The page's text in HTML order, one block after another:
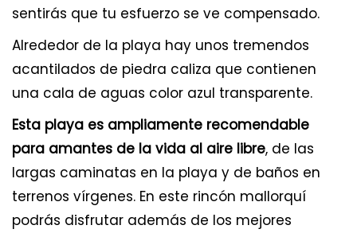
sentirás que tu esfuerzo se ve compensado.
Alrededor de la playa hay unos tremendos
acantilados de piedra caliza que contienen
una cala de aguas color azul transparente.
Esta playa es ampliamente recomendable
para amantes de la vida al aire libre, de las
largas caminatas en la playa y de baños en
terrenos vírgenes. En este rincón mallorquí
podrás disfrutar además de los mejores